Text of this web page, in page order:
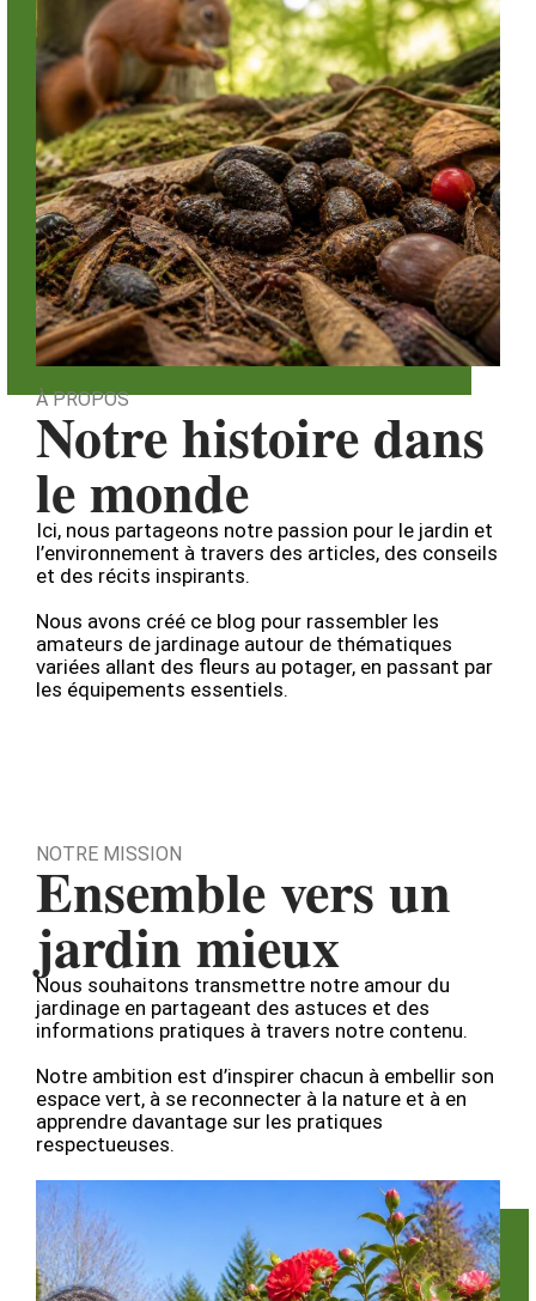
À PROPOS
Notre histoire dans
le monde
Ici, nous partageons notre passion pour le jardin et
l’environnement à travers des articles, des conseils
et des récits inspirants.
Nous avons créé ce blog pour rassembler les
amateurs de jardinage autour de thématiques
variées allant des fleurs au potager, en passant par
les équipements essentiels.
NOTRE MISSION
Ensemble vers un
jardin mieux
Nous souhaitons transmettre notre amour du
jardinage en partageant des astuces et des
informations pratiques à travers notre contenu.
Notre ambition est d’inspirer chacun à embellir son
espace vert, à se reconnecter à la nature et à en
apprendre davantage sur les pratiques
respectueuses.